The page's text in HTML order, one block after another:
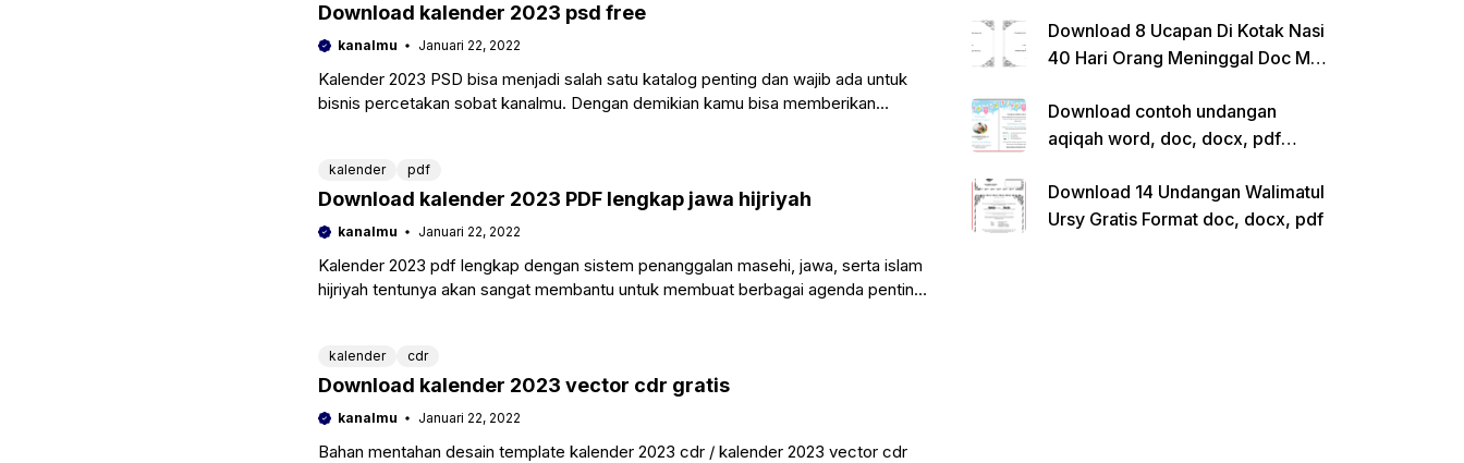
Download kalender 2023 psd free
kanalmu Januari 22, 2022
Kalender 2023 PSD bisa menjadi salah satu katalog penting dan wajib ada untuk
bisnis percetakan sobat kanalmu. Dengan demikian kamu bisa memberikan
kalender pdf
Download kalender 2023 PDF lengkap jawa hijriyah
kanalmu Januari 22, 2022
Kalender 2023 pdf lengkap dengan sistem penanggalan masehi, jawa, serta islam
hijriyah tentunya akan sangat membantu untuk membuat berbagai agenda penting
kalender cdr
Download kalender 2023 vector cdr gratis
kanalmu Januari 22, 2022
Bahan mentahan desain template kalender 2023 cdr / kalender 2023 vector cdr
Download 8 Ucapan Di Kotak Nasi
40 Hari Orang Meninggal Doc Ms.
Download contoh undangan
aqiqah word, doc, docx, pdf
Download 14 Undangan Walimatul
Ursy Gratis Format doc, docx, pdf